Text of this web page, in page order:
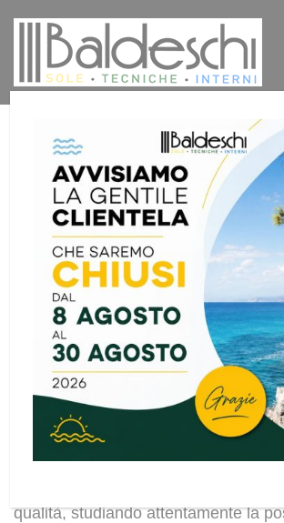
Tende a Veranda a
provincia
Baldeschi in News, Senza categoria
La tenda a veranda è la soluzione
sfruttare lo spazio di balconi e
stagione dell’anno.
Baldeschi a Torino studia ed installa
protettive all’ avanguardia con
qualità, studiando attentamente la